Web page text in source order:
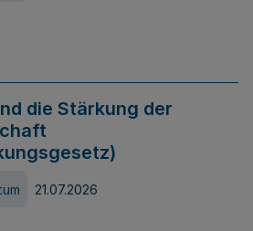
die Stärkung der
21.07.2026